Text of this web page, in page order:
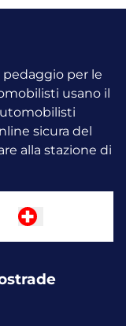
per le
usano il
sicura del
alla stazione di